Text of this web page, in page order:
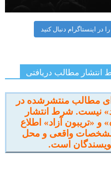
را در اینستاگرام دنبال کنید
مطالب دریافتی
مطالب منتشرشده در
نیست. شرط انتشار
«تریبون آزاد» اطلاع
واقعی و محل
است.